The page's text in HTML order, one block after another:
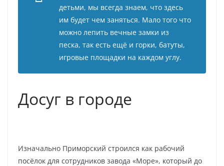
детьми, мы всегда знаем, что здесь
им будет чем заняться. Мало того что
можно лепить вечные замки из
песка, так есть ещё и горки, батуты,
игровые площадки на каждом углу.
Досуг в городе
Изначально Приморский строился как рабочий
посёлок для сотрудников завода «Море», который до